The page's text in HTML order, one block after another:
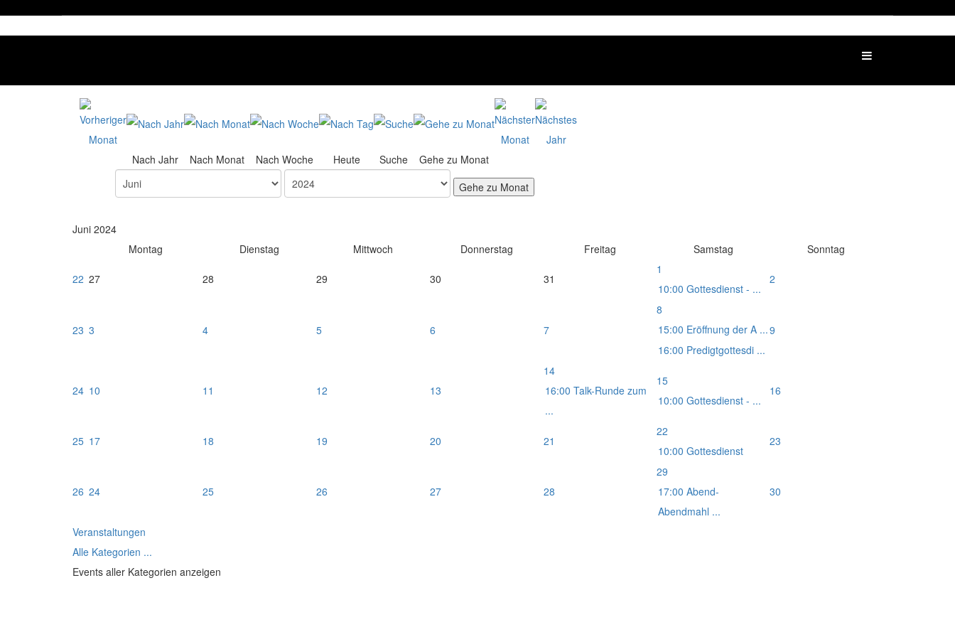
Nach Jahr Nach Monat Nach Woche Heute Suche
Gehe zu Monat
Gehe zu Monat
Juni 2024
Montag
Dienstag Mittwoch Donnerstag Freitag Samstag Sonntag
22 27 28 29 30 31
1
10:00 Gottesdienst - ...
2
23 3 4 5 6 7
8
15:00 Eröffnung der A ...
16:00 Predigtgottesdi ...
9
24 10 11 12 13
14
16:00 Talk-Runde zum
...
15
10:00 Gottesdienst - ...
16
25 17 18 19 20 21
22
10:00 Gottesdienst
23
26 24 25 26 27 28
29
17:00 Abend-
Abendmahl ...
30
Veranstaltungen
Alle Kategorien ...
Events aller Kategorien anzeigen